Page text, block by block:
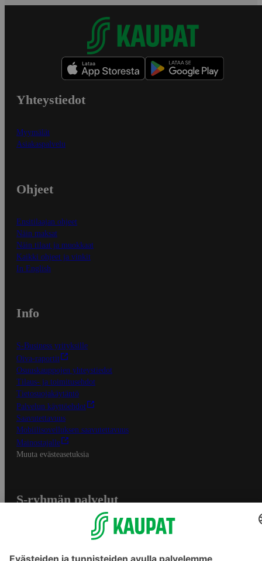
Yhteystiedot
Myymälät
Asiakaspalvelu
Ohjeet
Ensitilaajan ohjeet
Näin maksat
Näin tilaat ja muokkaat
Kaikki ohjeet ja vinkit
In English
Info
S-Business yrityksille
Oiva-raportit
Osuuskauppojen yhteystiedot
Tilaus- ja toimitusehdot
Tietosuojakäytäntö
Palvelun käyttöehdot
Saavutettavuus
Mobiilisovelluksen saavutettavuus
Mainostajalle
Muuta evästeasetuksia
S-ryhmän palvelut
Yhteishyvä Ruoka -sovellus